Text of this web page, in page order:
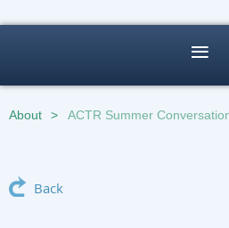
About ACTR Summer
Back